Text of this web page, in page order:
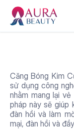
Căng Bóng Kim
sử dụng công
nhằm mang lại
pháp này sẽ
đàn hồi và làm
mại, đàn hồi và